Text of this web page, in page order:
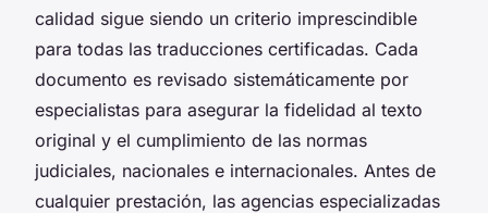
calidad sigue siendo un criterio imprescindible
para todas las traducciones certificadas. Cada
documento es revisado sistemáticamente por
especialistas para asegurar la fidelidad al texto
original y el cumplimiento de las normas
judiciales, nacionales e internacionales. Antes de
cualquier prestación, las agencias especializadas